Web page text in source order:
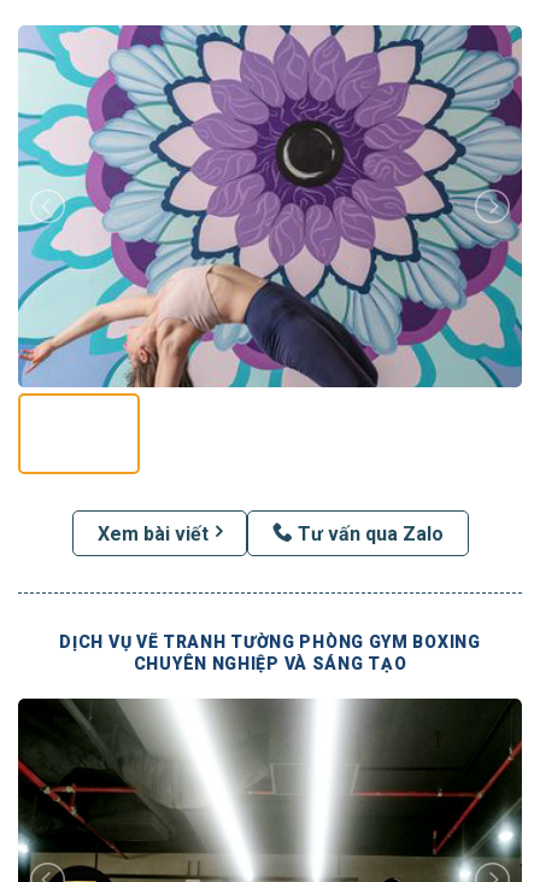
Xem bài viết Tư vấn qua Zalo
DỊCH VỤ VẼ TRANH TƯỜNG PHÒNG GYM BOXING
CHUYÊN NGHIỆP VÀ SÁNG TẠO